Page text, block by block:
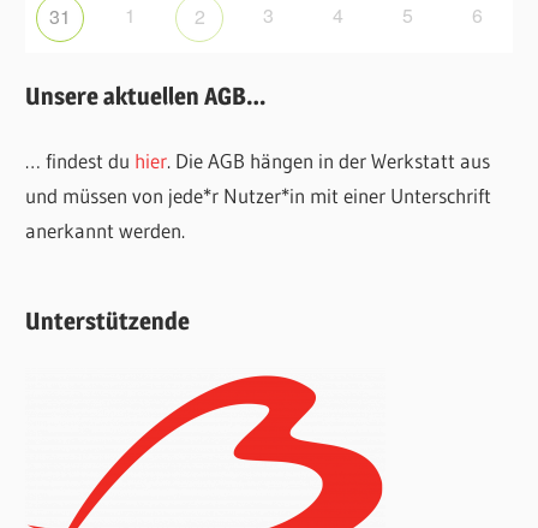
31 1 2 3 4 5 6
Unsere aktuellen AGB…
… findest du hier. Die AGB hängen in der Werkstatt aus
und müssen von jede*r Nutzer*in mit einer Unterschrift
anerkannt werden.
Unterstützende